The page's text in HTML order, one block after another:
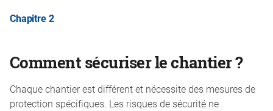
Chapitre 2
Comment sécuriser le chantier ?
Chaque chantier est différent et nécessite des mesures de
protection spécifiques. Les risques de sécurité ne